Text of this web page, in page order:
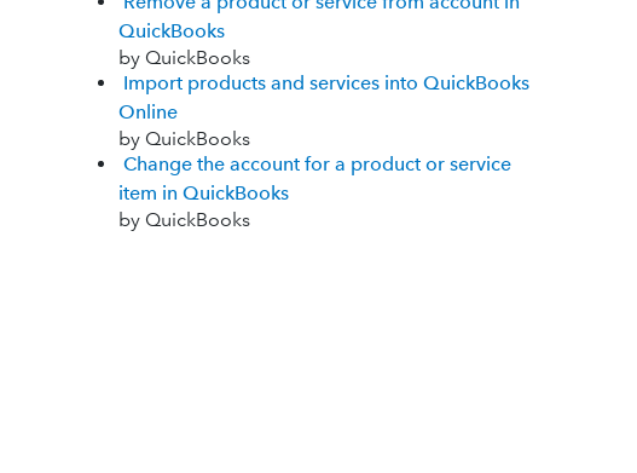
QuickBooks
by QuickBooks
Import products and services into QuickBooks
Online
by QuickBooks
Change the account for a product or service
item in QuickBooks
by QuickBooks